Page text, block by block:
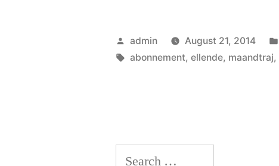
Posted
by
admin August 21, 2014
Tags:
abonnement,ellende, maandtraj,
Search